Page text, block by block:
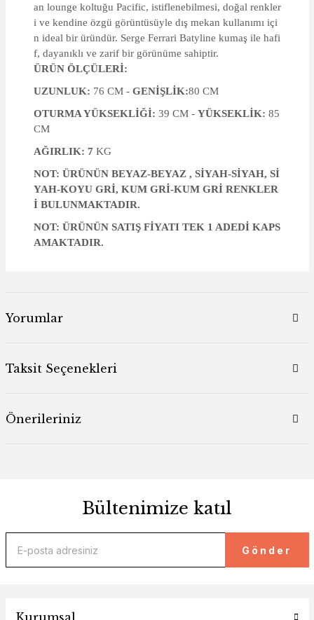
an lounge koltuğu Pacific, istiflenebilmesi, doğal renkler
i ve kendine özgü görüntüsüyle dış mekan kullanımı içi
n ideal bir üründür. Serge Ferrari Batyline kumaş ile hafi
f, dayanıklı ve zarif bir görünüme sahiptir.
ÜRÜN ÖLÇÜLERİ:
UZUNLUK: 76 CM - GENİŞLİK:80 CM
OTURMA YÜKSEKLİĞİ: 39 CM - YÜKSEKLİK: 85
CM
AĞIRLIK: 7 KG
NOT: ÜRÜNÜN BEYAZ-BEYAZ , SİYAH-SİYAH, Sİ
YAH-KOYU GRİ, KUM GRİ-KUM GRİ RENKLER
İ BULUNMAKTADIR.
NOT: ÜRÜNÜN SATIŞ FİYATI TEK 1 ADEDİ KAPS
AMAKTADIR.
Yorumlar
Taksit Seçenekleri
Önerileriniz
Bültenimize katıl
Gönder
Kurumsal